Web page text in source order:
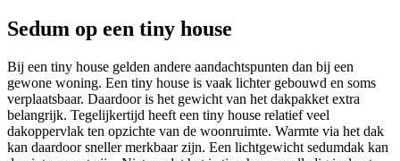
Sedum op een tiny house
Bij een tiny house gelden andere aandachtspunten dan bij een
gewone woning. Een tiny house is vaak lichter gebouwd en soms
verplaatsbaar. Daardoor is het gewicht van het dakpakket extra
belangrijk. Tegelijkertijd heeft een tiny house relatief veel
dakoppervlak ten opzichte van de woonruimte. Warmte via het dak
kan daardoor sneller merkbaar zijn. Een lichtgewicht sedumdak kan